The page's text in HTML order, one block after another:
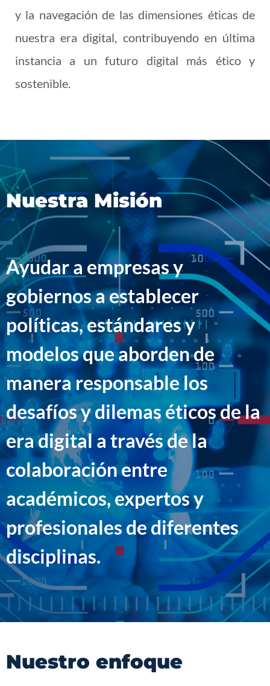
y la navegación de las dimensiones éticas de
nuestra era digital, contribuyendo en última
instancia a un futuro digital más ético y
sostenible.
Nuestra Misión
Ayudar a empresas y
gobiernos a establecer
políticas, estándares y
modelos que aborden de
manera responsable los
desafíos y dilemas éticos de la
era digital a través de la
colaboración entre
académicos, expertos y
profesionales de diferentes
disciplinas.
Nuestro enfoque